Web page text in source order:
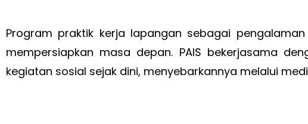
Program praktik kerja lapangan sebagai
mempersiapkan masa depan. PAIS bekerjasama
kegiatan sosial sejak dini, menyebarkannya melalui